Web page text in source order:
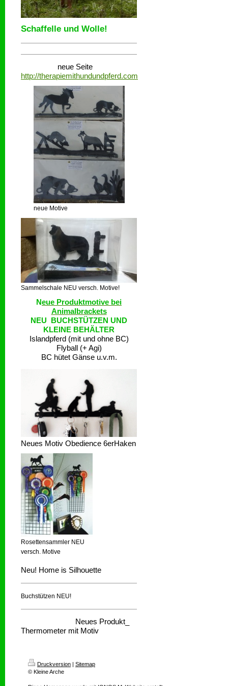
Schaffelle und Wolle!
neue Seite
http://therapiemithundundpferd.com
neue Motive
Sammelschale NEU versch. Motive!
Neue Produktmotive bei
Animalbrackets
NEU BUCHSTÜTZEN UND
KLEINE BEHÄLTER
Islandpferd (mit und ohne BC)
Flyball (+ Agi)
BC hütet Gänse u.v.m.
Neues Motiv Obedience 6erHaken
Rosettensammler NEU
versch. Motive
Neu! Home is Silhouette
Buchstützen NEU!
Neues Produkt_
Thermometer mit Motiv
Druckversion
Sitemap
© Kleine Arche